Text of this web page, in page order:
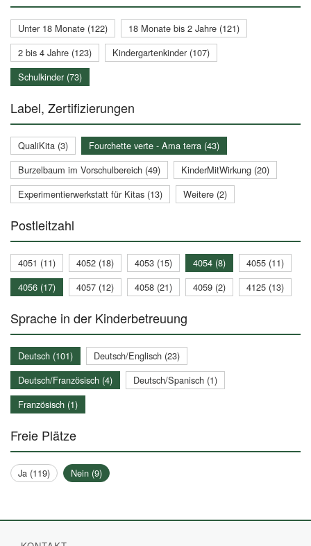
Unter 18 Monate (122)
18 Monate bis 2 Jahre (121)
2 bis 4 Jahre (123)
Kindergartenkinder (107)
Schulkinder (73)
Label, Zertifizierungen
QualiKita (3)
Fourchette verte - Ama terra (43)
Burzelbaum im Vorschulbereich (49)
KinderMitWirkung (20)
Experimentierwerkstatt für Kitas (13)
Weitere (2)
Postleitzahl
4051 (11) 4052 (18) 4053 (15) 4054 (8)
4055 (11)
4056 (17)
4057 (12) 4058 (21) 4059 (2) 4125 (13)
Sprache in der Kinderbetreuung
Deutsch (101)
Deutsch/Englisch (23)
Deutsch/Französisch (4)
Deutsch/Spanisch (1)
Französisch (1)
Freie Plätze
Ja (119) Nein (9)